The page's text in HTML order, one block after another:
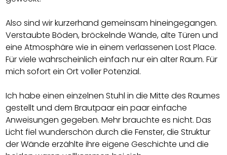
Also sind wir kurzerhand gemeinsam hineingegangen.
Verstaubte Böden, bröckelnde Wände, alte Türen und
eine Atmosphäre wie in einem verlassenen Lost Place.
Für viele wahrscheinlich einfach nur ein alter Raum. Für
mich sofort ein Ort voller Potenzial.
Ich habe einen einzelnen Stuhl in die Mitte des Raumes
gestellt und dem Brautpaar ein paar einfache
Anweisungen gegeben. Mehr brauchte es nicht. Das
Licht fiel wunderschön durch die Fenster, die Struktur
der Wände erzählte ihre eigene Geschichte und die